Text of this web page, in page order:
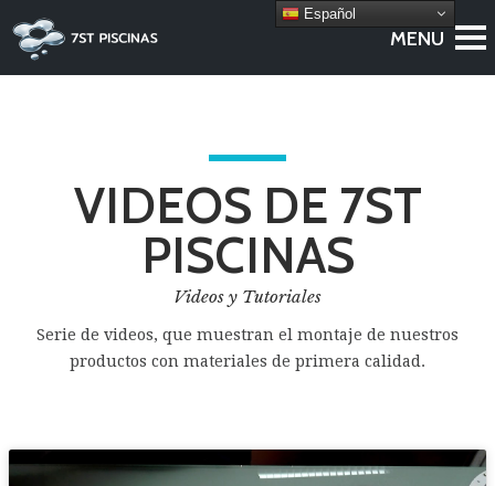
VIDEOS DE 7ST
PISCINAS
Videos y Tutoriales
Serie de videos, que muestran el montaje de nuestros
productos con materiales de primera calidad.
Español